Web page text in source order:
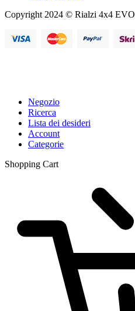
Copyright 2024 © Rialzi 4x4 EVO
Negozio
Ricerca
Lista dei desideri
Account
Categorie
Shopping Cart